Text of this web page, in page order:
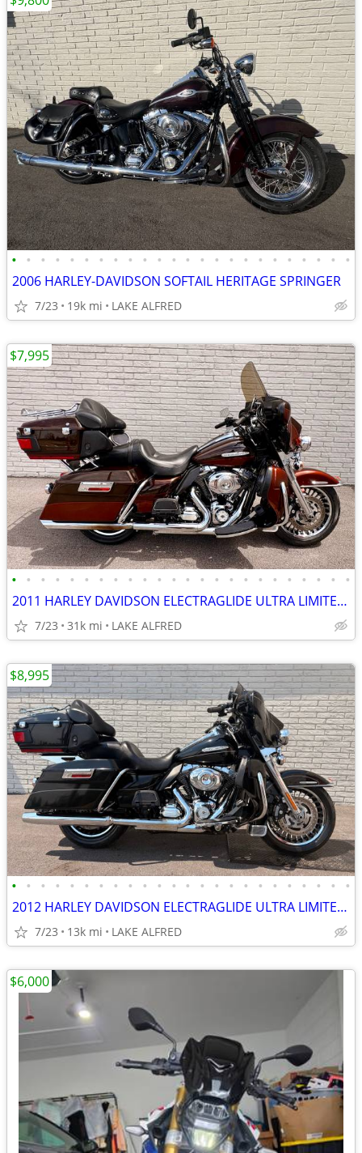
• • • • • • • • • • • • • • • • • • • • • • • •
2006 HARLEY-DAVIDSON SOFTAIL HERITAGE SPRINGER
7/23 19k mi LAKE ALFRED
• • • • • • • • • • • • • • • • • • • • • • • •
2011 HARLEY DAVIDSON ELECTRAGLIDE ULTRA LIMITED FLHTK
7/23 31k mi LAKE ALFRED
$7,995
• • • • • • • • • • • • • • • • • • • • • • • •
2012 HARLEY DAVIDSON ELECTRAGLIDE ULTRA LIMITED FLHTK
7/23 13k mi LAKE ALFRED
$8,995
$6,000